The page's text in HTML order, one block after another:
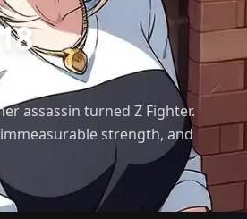
assassin turned Z Fighter.
strength, and
she remains one of the most
Dragon Ball universe.